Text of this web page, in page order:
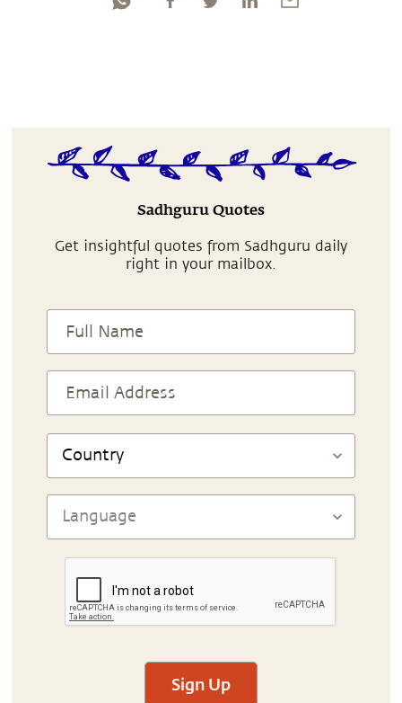
Sadhguru Quotes
Get insightful quotes from Sadhguru daily
right in your mailbox.
Sign Up